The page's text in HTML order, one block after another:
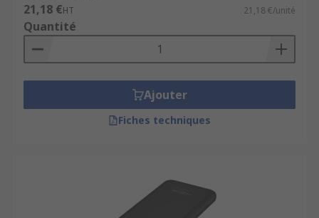
21,18 €HT 21,18 €/unité
Quantité
Ajouter
Fiches techniques